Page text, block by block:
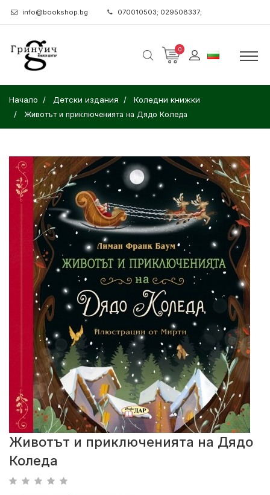
info@bookshop.bg 070010503; 029508337;
0
Начало Детски издания Коледни книжки
Животът и приключенията на Дядо Коледа
Животът и приключенията на Дядо
Коледа